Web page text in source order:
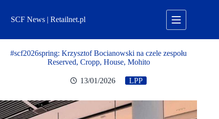
treściSCF News | Retailnet.pl
#scf2026spring: Krzysztof Bocianowski na czele zespołu
Reserved, Cropp, House, Mohito
13/01/2026 LPP